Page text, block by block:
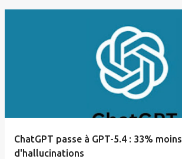
ChatGPT passe à GPT-5.4 : 33% moins
d'hallucinations